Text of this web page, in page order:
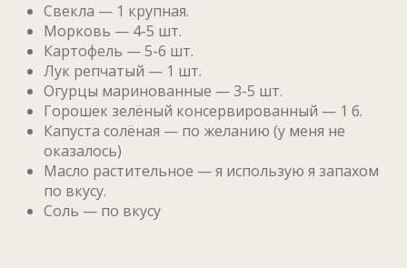
Свекла — 1 крупная.
Морковь — 4-5 шт.
Картофель — 5-6 шт.
Лук репчатый — 1 шт.
Огурцы маринованные — 3-5 шт.
Горошек зелёный консервированный — 1 б.
Капуста солёная — по желанию (у меня не
оказалось)
Масло растительное — я использую я запахом
по вкусу.
Соль — по вкусу